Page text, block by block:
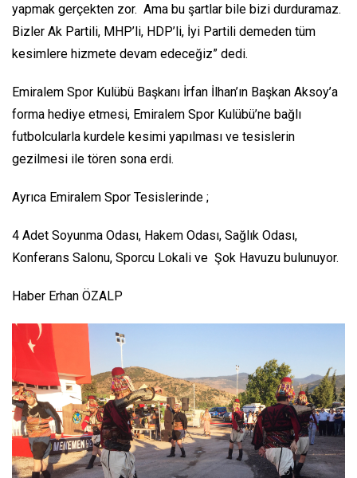
yapmak gerçekten zor. Ama bu şartlar bile bizi durduramaz.
Bizler Ak Partili, MHP’li, HDP’li, İyi Partili demeden tüm
kesimlere hizmete devam edeceğiz” dedi.
Emiralem Spor Kulübü Başkanı İrfan İlhan’ın Başkan Aksoy’a
forma hediye etmesi, Emiralem Spor Kulübü’ne bağlı
futbolcularla kurdele kesimi yapılması ve tesislerin
gezilmesi ile tören sona erdi.
Ayrıca Emiralem Spor Tesislerinde ;
4 Adet Soyunma Odası, Hakem Odası, Sağlık Odası,
Konferans Salonu, Sporcu Lokali ve Şok Havuzu bulunuyor.
Haber Erhan ÖZALP